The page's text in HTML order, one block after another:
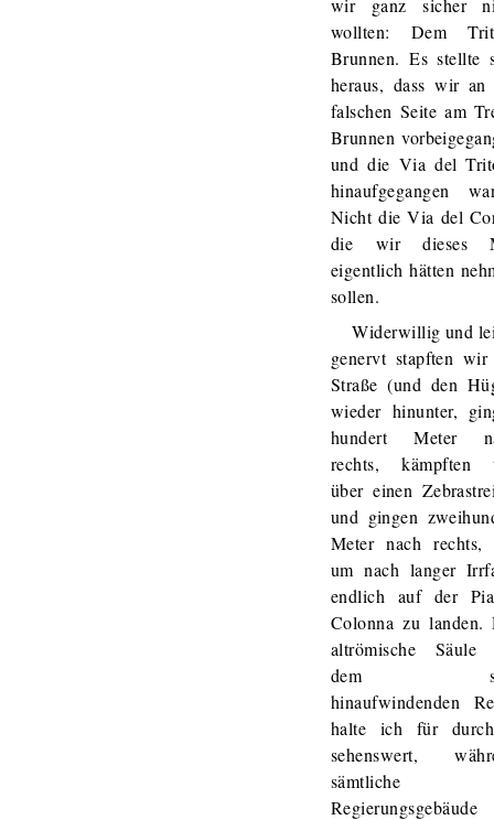
wir ganz sicher
wollten: Dem
Brunnen. Es stellte
heraus, dass wir an
falschen Seite am
Brunnen
und die Via del
hinaufgegangen
Nicht die Via del
die wir dieses
eigentlich hätten
sollen.
Widerwillig und
genervt stapften
Straße (und den
wieder hinunter,
hundert Meter
rechts, kämpften
über einen
und gingen
Meter nach rechts,
um nach langer
endlich auf der
Colonna zu landen.
altrömische Säule
dem
hinaufwindenden
halte ich für
sehenswert,
sämtliche